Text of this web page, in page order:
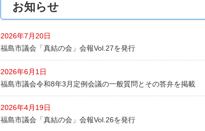
お知らせ
2026年7月20日
福島市議会「真結の会」会報Vol.27を発行
2026年6月1日
福島市議会令和8年3月定例会議の一般質問とその答弁を掲載
2026年4月19日
福島市議会「真結の会」会報Vol.26を発行